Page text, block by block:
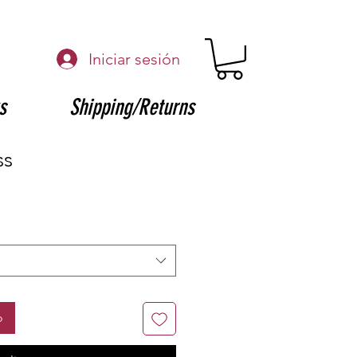
Iniciar sesión
Shipping/Returns